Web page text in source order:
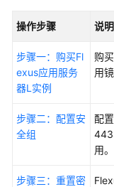
署
Agent
部
OpenClaw
建
操作步骤 说明
步骤一：购买Fl
exus应用服务
器L实例
购买
用
步骤二：配置安
全组
配
443
用。
步骤三：重置密